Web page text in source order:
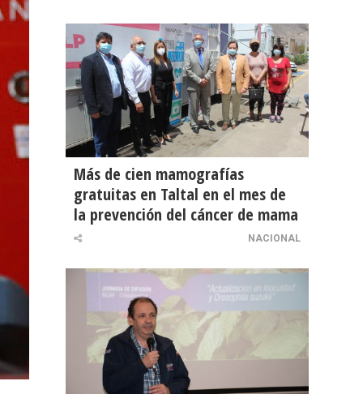
Más de cien mamografías
gratuitas en Taltal en el mes de
la prevención del cáncer de mama
NACIONAL